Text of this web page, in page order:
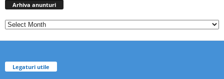
Arhiva anunturi
Legaturi utile